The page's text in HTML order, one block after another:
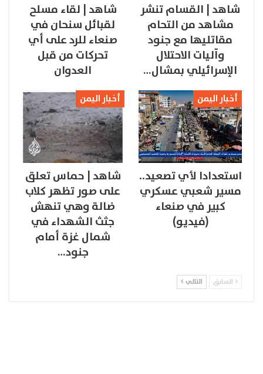
شاهد | القسام تنشر
مشاهد من التحام
مقاتليها مع جنود
وآليات الاحتلال
الإسرائيلي بمشال…
شاهد | لقاء مسلح
لقبائل سنحان في
صنعاء للرد على أي
تحركات من قبل
العدوان
أخبار اليمن
استعدادا لأي تصعيد..
مسير شعبي عسكري
كبير في صنعاء
(فيديو)
أخبار اليمن
شاهد | حماس تعلق
على صور تظهر كلاب
ضالة وهي تنهش
جثث الشهداء في
شمال غزة أمام
جنود…
السابق التالي